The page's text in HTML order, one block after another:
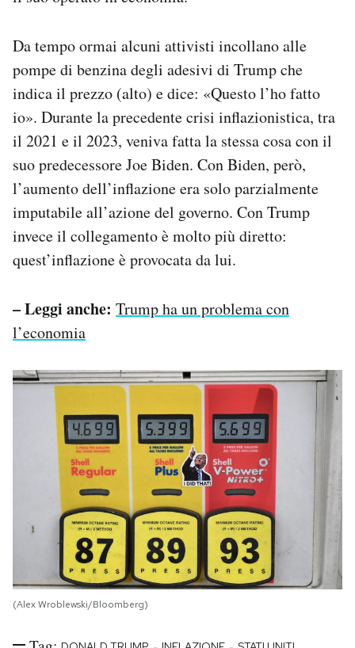
Da tempo ormai alcuni attivisti incollano alle
pompe di benzina degli adesivi di Trump che
indica il prezzo (alto) e dice: «Questo l’ho fatto
io». Durante la precedente crisi inflazionistica, tra
il 2021 e il 2023, veniva fatta la stessa cosa con il
suo predecessore Joe Biden. Con Biden, però,
l’aumento dell’inflazione era solo parzialmente
imputabile all’azione del governo. Con Trump
invece il collegamento è molto più diretto:
quest’inflazione è provocata da lui.
– Leggi anche: Trump ha un problema con
l’economia
(Alex Wroblewski/Bloomberg)